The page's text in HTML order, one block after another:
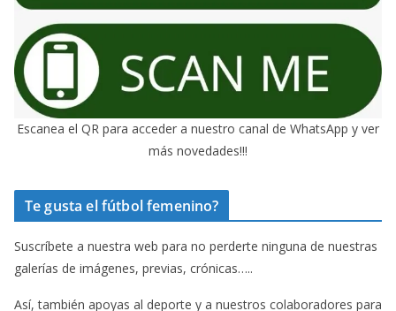
Escanea el QR para acceder a nuestro canal de WhatsApp y ver
más novedades!!!
Te gusta el fútbol femenino?
Suscríbete a nuestra web para no perderte ninguna de nuestras
galerías de imágenes, previas, crónicas…..
Así, también apoyas al deporte y a nuestros colaboradores para